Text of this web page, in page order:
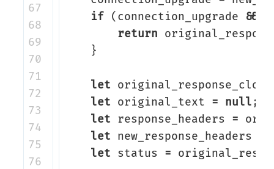
67
68
69
70
71
72
73
74
75
76
if
( connection_upgrade &&
return
}
let
original_response_clone
let
original_text = null ;
let
response_headers =
let
new_response_headers
let
status =